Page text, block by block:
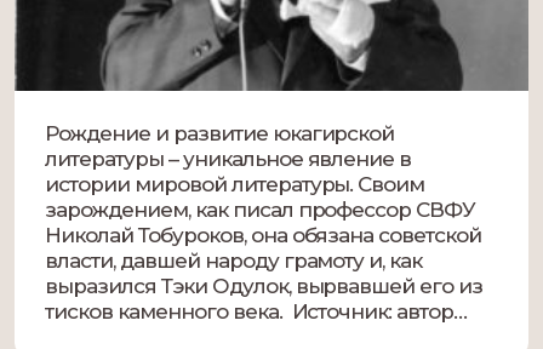
Рождение и развитие юкагирской
литературы – уникальное явление в
истории мировой литературы. Своим
зарождением, как писал профессор СВФУ
Николай Тобуроков, она обязана советской
власти, давшей народу грамоту и, как
выразился Тэки Одулок, вырвавшей его из
тисков каменного века. Источник: автор